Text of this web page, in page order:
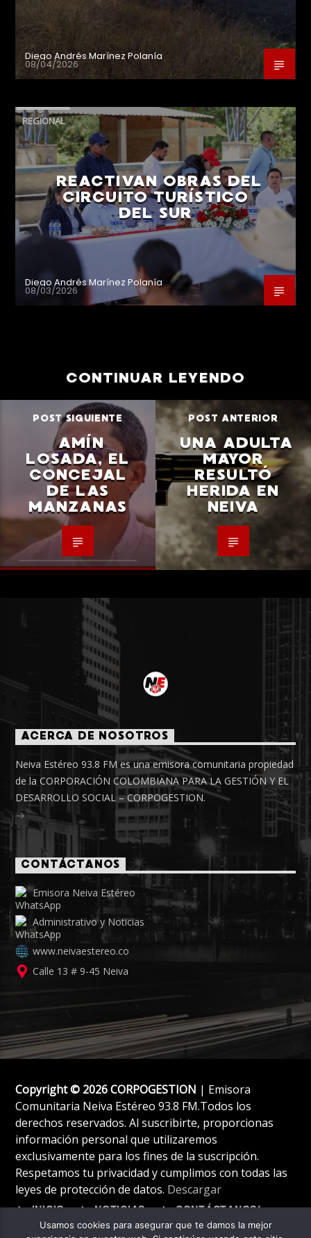
Diego Andrés Marínez Polanía
08/04/2026
REGIONAL
REACTIVAN OBRAS DEL
CIRCUITO TURÍSTICO
DEL SUR
Diego Andrés Marínez Polanía
08/03/2026
CONTINUAR LEYENDO
POST SIGUIENTE
AMÍN
LOSADA, EL
CONCEJAL
DE LAS
MANZANAS
POST ANTERIOR
UNA ADULTA
MAYOR
RESULTÓ
HERIDA EN
NEIVA
ACERCA DE NOSOTROS
Neiva Estéreo 93.8 FM es una emisora comunitaria propiedad
de la CORPORACIÓN COLOMBIANA PARA LA GESTIÓN Y EL
DESARROLLO SOCIAL – CORPOGESTION.
CONTÁCTANOS
Emisora Neiva Estéreo
Administrativo y Noticias
www.neivaestereo.co
Calle 13 # 9-45 Neiva
Copyright © 2026 CORPOGESTION | Emisora
Comunitaria Neiva Estéreo 93.8 FM.Todos los
derechos reservados. Al suscribirte, proporcionas
información personal que utilizaremos
exclusivamente para los fines de la suscripción.
Respetamos tu privacidad y cumplimos con todas las
leyes de protección de datos. Descargar
INICIO NOTICIAS CONTÁCTANOS!
Usamos cookies para asegurar que te damos la mejor